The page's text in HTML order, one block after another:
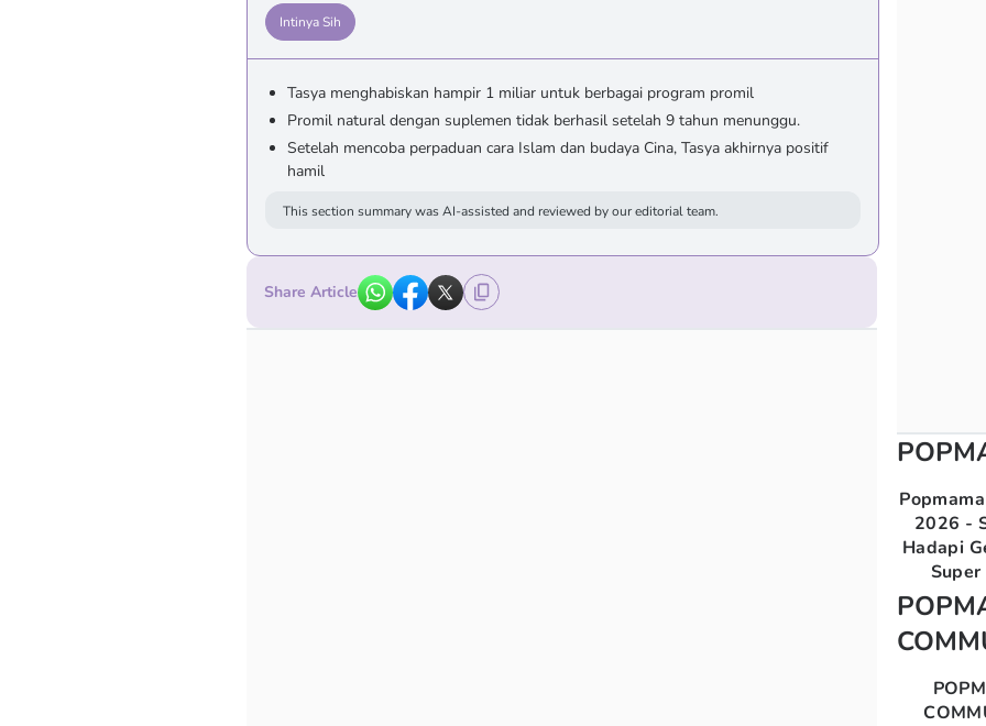
Intinya Sih
Tasya menghabiskan hampir 1 miliar untuk berbagai program promil
Promil natural dengan suplemen tidak berhasil setelah 9 tahun menunggu.
Setelah mencoba perpaduan cara Islam dan budaya Cina, Tasya akhirnya positif
hamil
This section summary was AI-assisted and reviewed by our editorial team.
Share Article
2026 -
Hadapi